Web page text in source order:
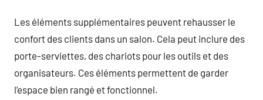
Les éléments supplémentaires peuvent rehausser le
confort des clients dans un salon. Cela peut inclure des
porte-serviettes, des chariots pour les outils et des
organisateurs. Ces éléments permettent de garder
l’espace bien rangé et fonctionnel.